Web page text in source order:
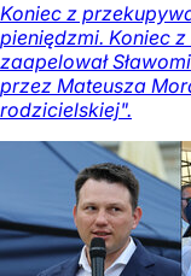
Koniec z
pieniędzmi. Koniec
zaapelował
przez Mateusza
rodzicielskiej".